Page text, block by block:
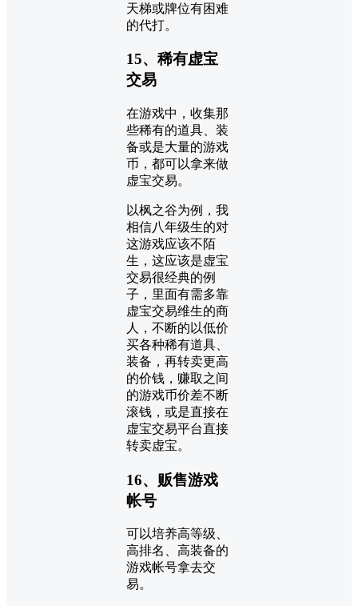
天梯或牌位有困难
的代打。
15、稀有虚宝
交易
在游戏中，收集那
些稀有的道具、装
备或是大量的游戏
币，都可以拿来做
虚宝交易。
以枫之谷为例，我
相信八年级生的对
这游戏应该不陌
生，这应该是虚宝
交易很经典的例
子，里面有需多靠
虚宝交易维生的商
人，不断的以低价
买各种稀有道具、
装备，再转卖更高
的价钱，赚取之间
的游戏币价差不断
滚钱，或是直接在
虚宝交易平台直接
转卖虚宝。
16、贩售游戏
帐号
可以培养高等级、
高排名、高装备的
游戏帐号拿去交
易。